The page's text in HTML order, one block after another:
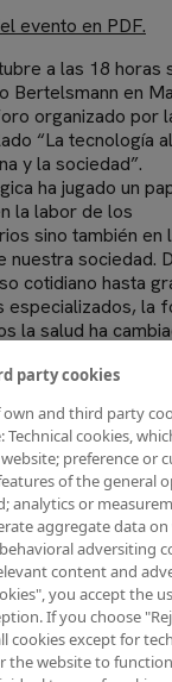
evento en PDF.
a las 18 horas
Bertelsmann en
organizado por
“La tecnología al
y la sociedad”.
ha jugado un
la labor de los
sino también en
nuestra sociedad.
cotidiano hasta
especializados, la
la salud ha
de las
manera manual,
la atención
de sus
de ser,
ahora, el
por muy
las herramientas
un repaso a
claro que el
están
party cookies
own and third party
cookies,
preference or
of the general
analytics or
aggregate data
adversiting
content and
you accept the
If you choose
cookies except for
the website to